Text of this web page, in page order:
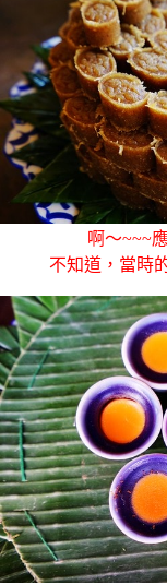
啊～~~~
不知道，當時